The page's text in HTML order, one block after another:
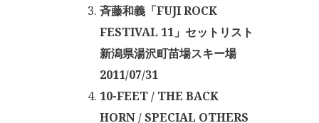
斉藤和義「FUJI ROCK
FESTIVAL 11」セットリスト
新潟県湯沢町苗場スキー場
2011/07/31
10-FEET / THE BACK
HORN / SPECIAL OTHERS